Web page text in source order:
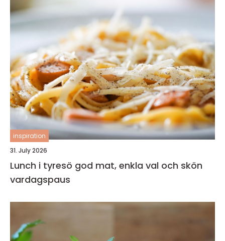
inspiration
31. July 2026
Lunch i tyresö god mat, enkla val och skön
vardagspaus